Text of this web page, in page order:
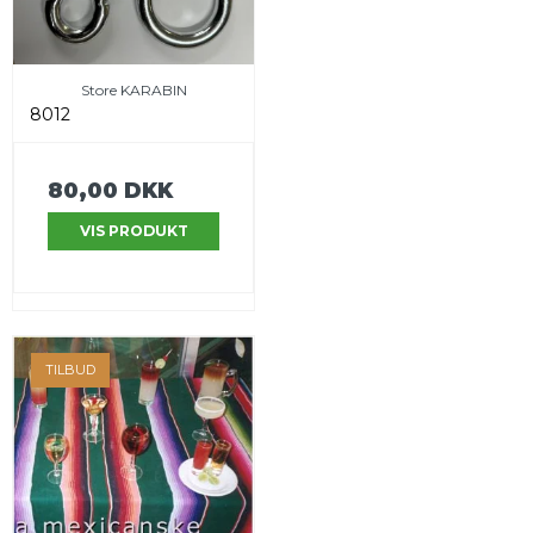
Store KARABIN
8012
80,00 DKK
VIS PRODUKT
TILBUD